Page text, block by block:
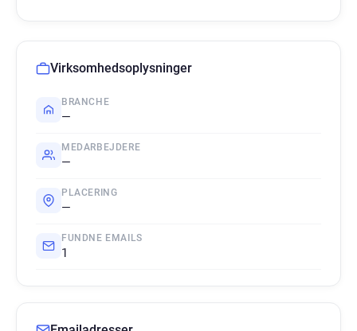
Virksomhedsoplysninger
BRANCHE
—
MEDARBEJDERE
—
PLACERING
—
FUNDNE EMAILS
1